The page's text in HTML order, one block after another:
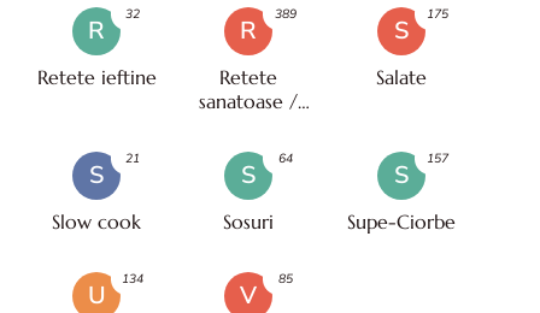
R
Retete ieftine
32
R
Retete
sanatoase /
389
S
Salate
175
S
Slow cook
21
S
Sosuri
64
S
Supe-Ciorbe
157
U
134
V
85